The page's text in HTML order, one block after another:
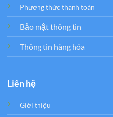
Phương thức thanh toán
Bảo mật thông tin
Thông tin hàng hóa
Liên hệ
Giới thiệu